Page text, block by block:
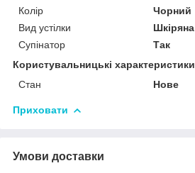
Колір
Чорний
Вид устілки
Шкіряна
Супінатор
Так
Користувальницькі характеристики
Стан
Нове
Приховати
Умови доставки